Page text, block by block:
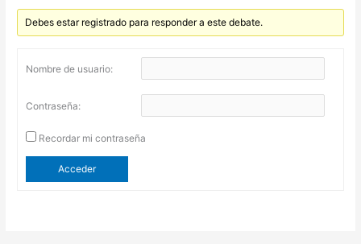
Debes estar registrado para responder a este debate.
Nombre de usuario:
Contraseña:
Recordar mi contraseña
Acceder